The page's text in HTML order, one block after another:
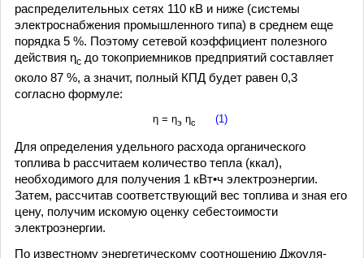
распределительных сетях 110 кВ и ниже (системы
электроснабжения промышленного типа) в среднем еще
порядка 5 %. Поэтому сетевой коэффициент полезного
действия ηс до токоприемников предприятий составляет
около 87 %, а значит, полный КПД будет равен 0,3
согласно формуле:
η = ηэ ηс (1)
Для определения удельного расхода органического
топлива b рассчитаем количество тепла (ккал),
необходимого для получения 1 кВт•ч электроэнергии.
Затем, рассчитав соответствующий вес топлива и зная его
цену, получим искомую оценку себестоимости
электроэнергии.
По известному энергетическому соотношению Джоуля-